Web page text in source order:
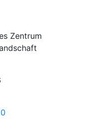
Zentrum